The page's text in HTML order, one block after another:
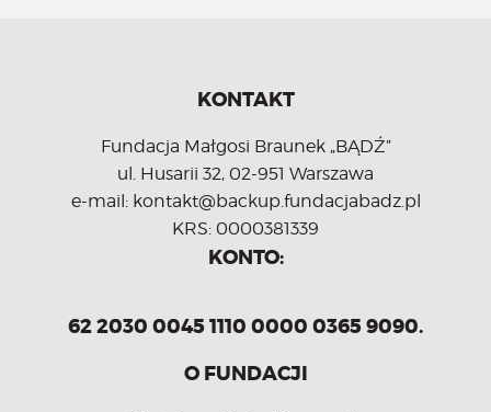
KONTAKT
Fundacja Małgosi Braunek „BĄDŹ”
ul. Husarii 32, 02-951 Warszawa
e-mail: kontakt@backup.fundacjabadz.pl
KRS: 0000381339
KONTO:
62 2030 0045 1110 0000 0365 9090.
O FUNDACJI